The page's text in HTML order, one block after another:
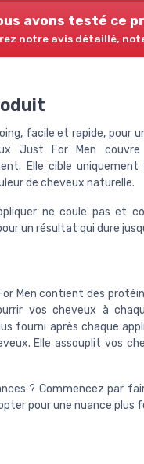
avons testé ce
notre avis détaillé,
facile et rapide, pour
Just For Men
Elle cible
de cheveux naturelle.
ne coule pas et
un résultat qui dure
Men contient des
vos cheveux à
fourni après chaque
Elle assouplit vos
? Commencez par
pour une nuance plus